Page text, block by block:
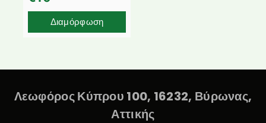
Διαμόρφωση
Λεωφόρος Κύπρου 100, 16232, Βύρωνας,
Αττικής